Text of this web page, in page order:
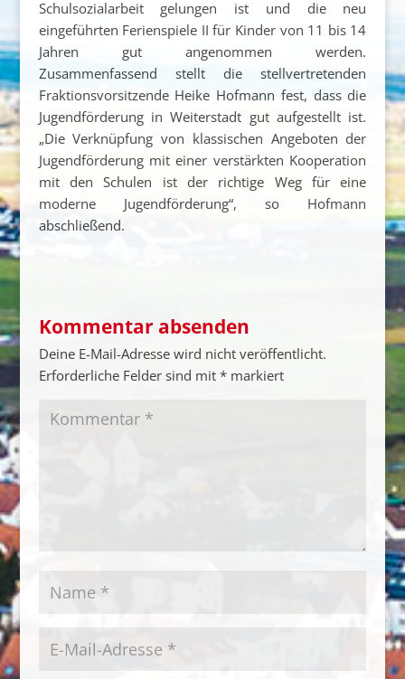
Schulsozialarbeit gelungen ist und die neu
eingeführten Ferienspiele II für Kinder von 11 bis 14
Jahren gut angenommen werden.
Zusammenfassend stellt die stellvertretenden
Fraktionsvorsitzende Heike Hofmann fest, dass die
Jugendförderung in Weiterstadt gut aufgestellt ist.
„Die Verknüpfung von klassischen Angeboten der
Jugendförderung mit einer verstärkten Kooperation
mit den Schulen ist der richtige Weg für eine
moderne Jugendförderung“, so Hofmann
abschließend.
Kommentar absenden
Deine E-Mail-Adresse wird nicht veröffentlicht.
Erforderliche Felder sind mit *markiert